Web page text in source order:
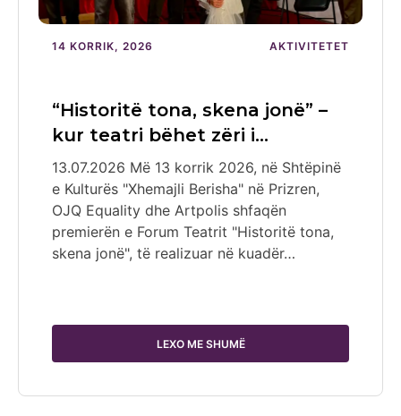
14 KORRIK, 2026 AKTIVITETET
“Historitë tona, skena jonë” –
kur teatri bëhet zëri i…
13.07.2026 Më 13 korrik 2026, në Shtëpinë
e Kulturës "Xhemajli Berisha" në Prizren,
OJQ Equality dhe Artpolis shfaqën
premierën e Forum Teatrit "Historitë tona,
skena jonë", të realizuar në kuadër…
LEXO ME SHUMË